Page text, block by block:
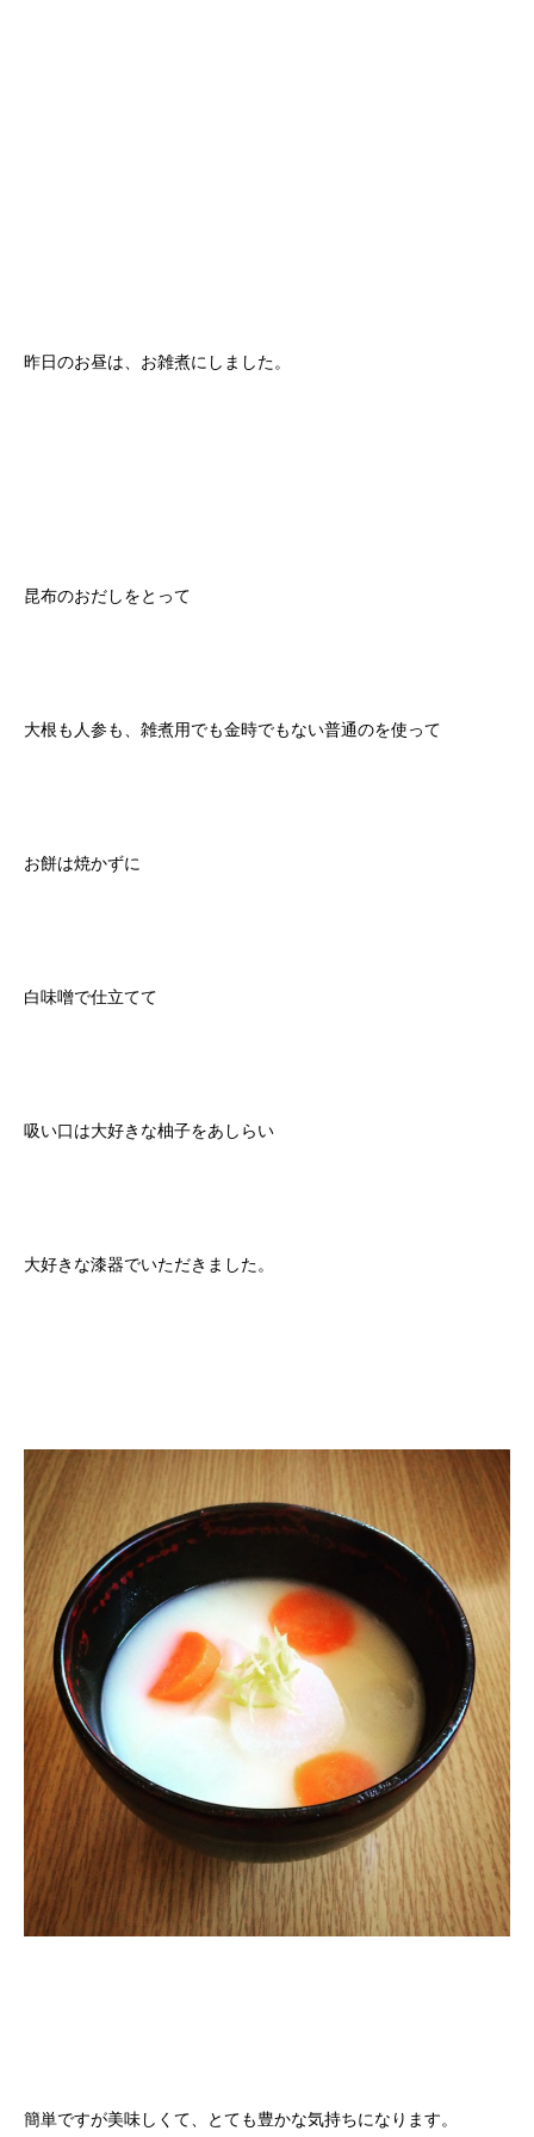
昨日のお昼は、お雑煮にしました。
昆布のおだしをとって
大根も人参も、雑煮用でも金時でもない普通のを使って
お餅は焼かずに
白味噌で仕立てて
吸い口は大好きな柚子をあしらい
大好きな漆器でいただきました。
簡単ですが美味しくて、とても豊かな気持ちになります。